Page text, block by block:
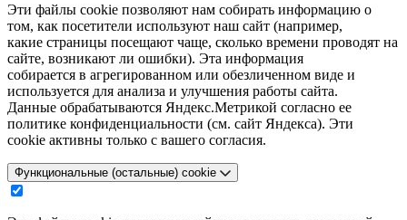
Эти файлы cookie позволяют нам собирать информацию о
том, как посетители используют наш сайт (например,
какие страницы посещают чаще, сколько времени проводят на
сайте, возникают ли ошибки). Эта информация
собирается в агрегированном или обезличенном виде и
используется для анализа и улучшения работы сайта.
Данные обрабатываются Яндекс.Метрикой согласно ее
политике конфиденциальности (см. сайт Яндекса). Эти
cookie активны только с вашего согласия.
Функциональные (остальные) cookie